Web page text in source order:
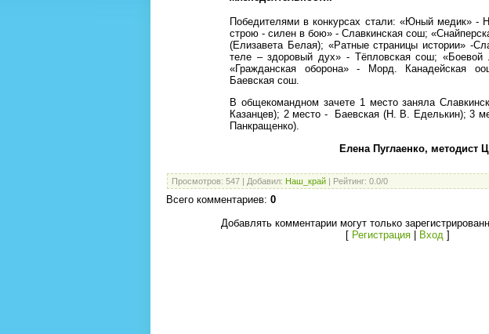
Победителями в конкурсах стали: «Юный медик» -
строю - силен в бою» - Славкинская сош;
(Елизавета Белая); «Ратные страницы истории» -
теле – здоровый дух» - Тёпловская сош; «Боевой
«Гражданская оборона» - Морд. Канадейская
Баевская сош.
В общекомандном зачете 1 место заняла
Казанцев); 2 место - Баевская (Н. В. Еделькин); 3
Панкращенко).
Елена Пуглаенко, методист
Просмотров: 547 Добавил: Наш_край Рейтинг: 0.0/0
Всего комментариев: 0
Добавлять комментарии могут только
[ Регистрация Вход ]